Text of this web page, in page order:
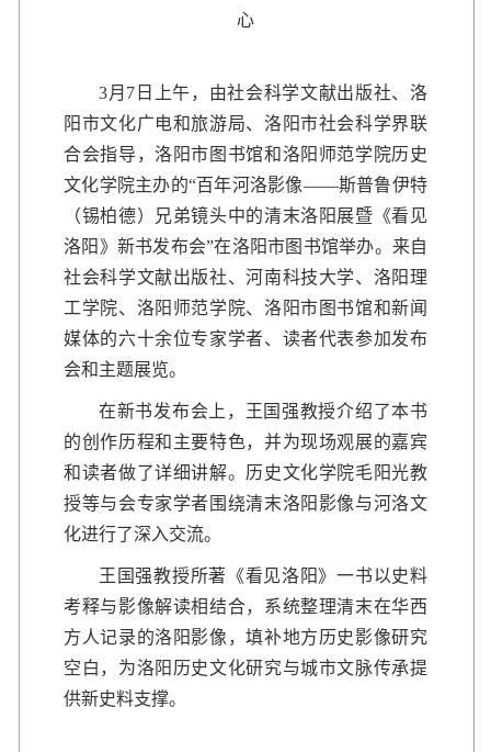
心
3月7日上午，由社会科学文献出版社、洛
阳市文化广电和旅游局、洛阳市社会科学界联
合会指导，洛阳市图书馆和洛阳师范学院历史
文化学院主办的“百年河洛影像——斯普鲁伊特
（锡柏德）兄弟镜头中的清末洛阳展暨《看见
洛阳》新书发布会”在洛阳市图书馆举办。来自
社会科学文献出版社、河南科技大学、洛阳理
工学院、洛阳师范学院、洛阳市图书馆和新闻
媒体的六十余位专家学者、读者代表参加发布
会和主题展览。
在新书发布会上，王国强教授介绍了本书
的创作历程和主要特色，并为现场观展的嘉宾
和读者做了详细讲解。历史文化学院毛阳光教
授等与会专家学者围绕清末洛阳影像与河洛文
化进行了深入交流。
王国强教授所著《看见洛阳》一书以史料
考释与影像解读相结合，系统整理清末在华西
方人记录的洛阳影像，填补地方历史影像研究
空白，为洛阳历史文化研究与城市文脉传承提
供新史料支撑。